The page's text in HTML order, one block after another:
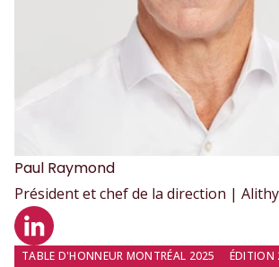
Paul Raymond
Président et chef de la direction |
Profil LinkedIn
TABLE D'HONNEUR MONTRÉAL 2025 ÉDITION